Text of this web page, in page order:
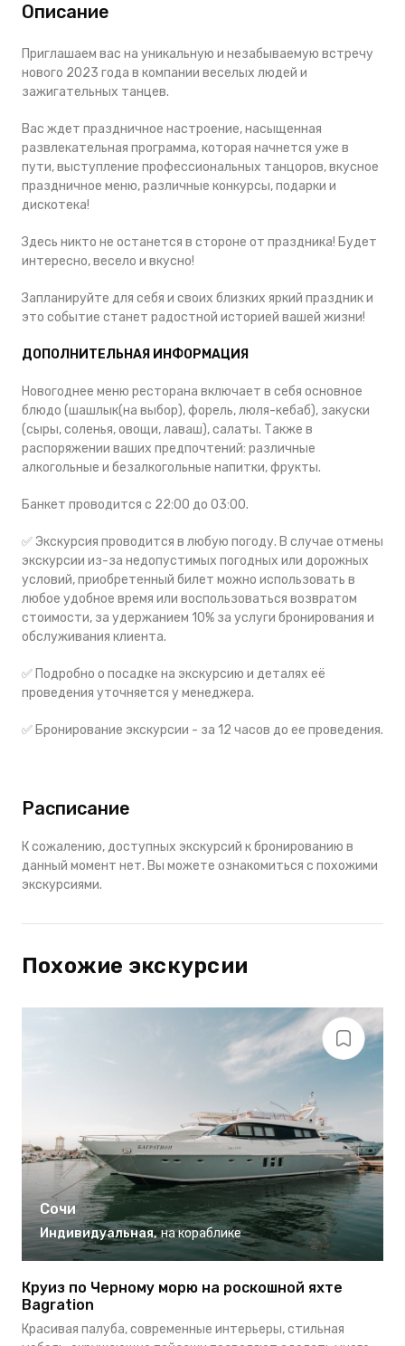
Описание
Приглашаем вас на уникальную и незабываемую встречу
нового 2023 года в компании веселых людей и
зажигательных танцев.
Вас ждет праздничное настроение, насыщенная
развлекательная программа, которая начнется уже в
пути, выступление профессиональных танцоров, вкусное
праздничное меню, различные конкурсы, подарки и
дискотека!
Здесь никто не останется в стороне от праздника! Будет
интересно, весело и вкусно!
Запланируйте для себя и своих близких яркий праздник и
это событие станет радостной историей вашей жизни!
ДОПОЛНИТЕЛЬНАЯ ИНФОРМАЦИЯ
Новогоднее меню ресторана включает в себя основное
блюдо (шашлык(на выбор), форель, люля-кебаб), закуски
(сыры, соленья, овощи, лаваш), салаты. Также в
распоряжении ваших предпочтений: различные
алкогольные и безалкогольные напитки, фрукты.
Банкет проводится с 22:00 до 03:00.
✅ Экскурсия проводится в любую погоду. В случае отмены
экскурсии из-за недопустимых погодных или дорожных
условий, приобретенный билет можно использовать в
любое удобное время или воспользоваться возвратом
стоимости, за удержанием 10% за услуги бронирования и
обслуживания клиента.
✅ Подробно о посадке на экскурсию и деталях её
проведения уточняется у менеджера.
✅ Бронирование экскурсии - за 12 часов до ее проведения.
Расписание
К сожалению, доступных экскурсий к бронированию в
данный момент нет. Вы можете ознакомиться с похожими
экскурсиями.
Похожие экскурсии
Сочи
Индивидуальная, на кораблике
Круиз по Черному морю на роскошной яхте
Bagration
Красивая палуба, современные интерьеры, стильная